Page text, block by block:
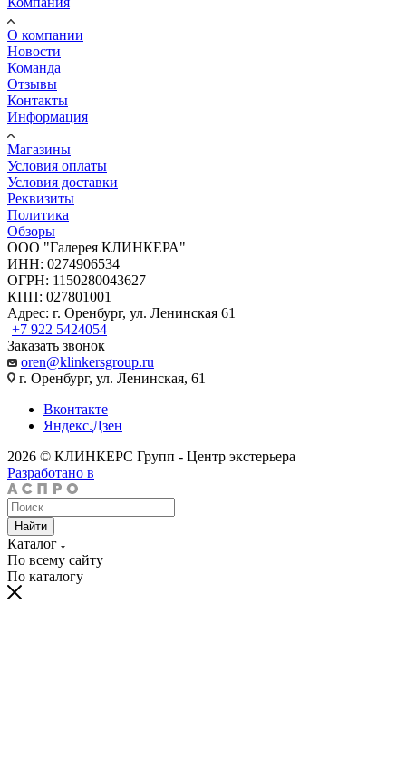
О компании
Новости
Команда
Отзывы
Контакты
Информация
Магазины
Условия оплаты
Условия доставки
Реквизиты
Политика
Обзоры
ООО "Галерея КЛИНКЕРА"
ИНН: 0274906534
ОГРН: 1150280043627
КПП: 027801001
Адрес: г. Оренбург, ул. Ленинская 61
+7 922 5424054
Заказать звонок
oren@klinkersgroup.ru
г. Оренбург, ул. Ленинская, 61
Вконтакте
Яндекс.Дзен
2026 © КЛИНКЕРС Групп - Центр экстерьера
Разработано в
Найти
Каталог
По всему сайту
По каталогу